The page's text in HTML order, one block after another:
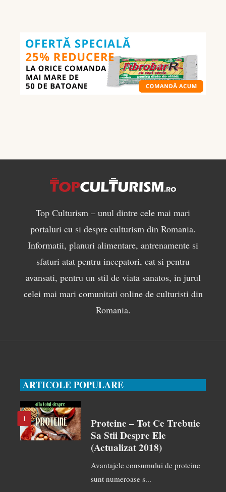
mănânci
pentru
masă
musculară
Top Culturism – unul dintre cele mai mari
portaluri cu si despre culturism din Romania.
Informatii, planuri alimentare, antrenamente si
sfaturi atat pentru incepatori, cat si pentru
avansati, pentru un stil de viata sanatos, in jurul
celei mai mari comunitati online de culturisti din
Romania.
ARTICOLE POPULARE
1
Proteine – Tot Ce Trebuie
Sa Stii Despre Ele
(actualizat 2018)
Avantajele consumului de proteine
sunt numeroase s...